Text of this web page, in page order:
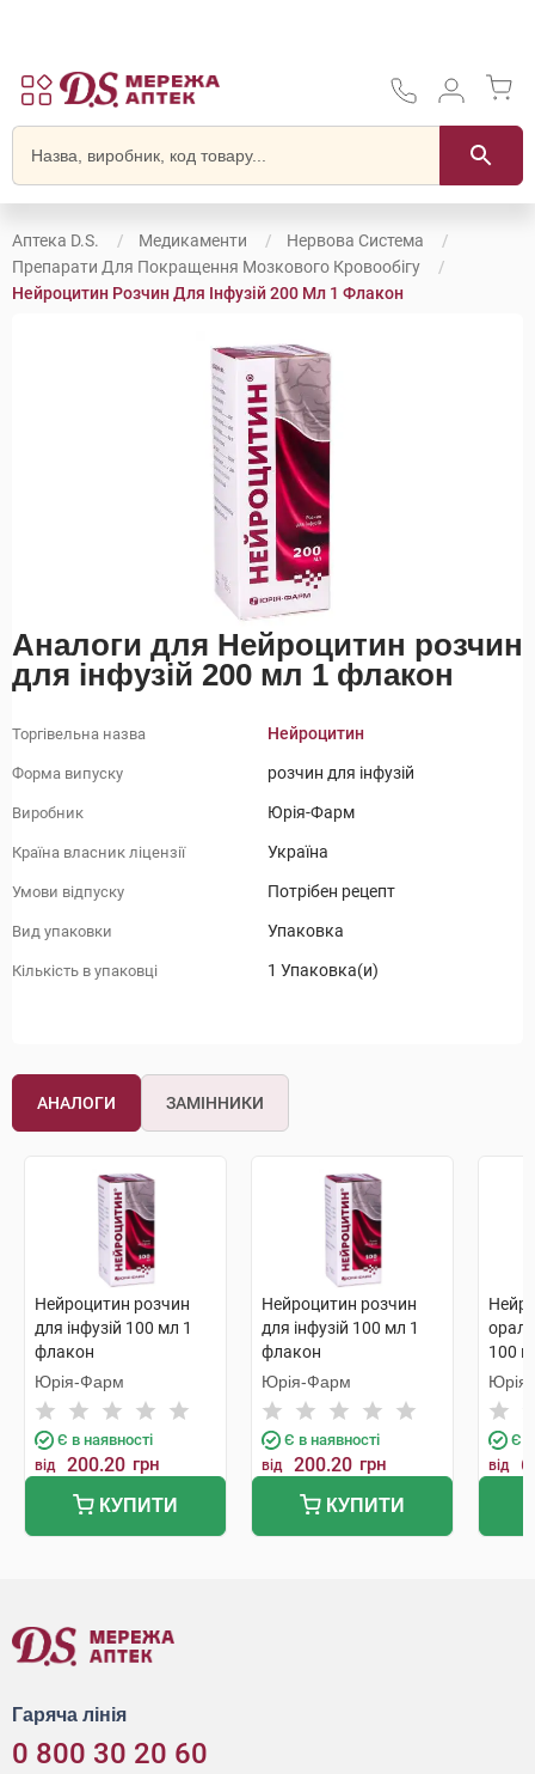
Аптека D.S. Медикаменти
Нервова Система
Препарати Для Покращення Мозкового Кровообігу
Нейроцитин Розчин Для Інфузій 200 Мл 1 Флакон
Аналоги для Нейроцитин розчин
для інфузій 200 мл 1 флакон
Торгівельна назва Нейроцитин
Форма випуску розчин для інфузій
Виробник Юрія-Фарм
Країна власник ліцензії Україна
Умови відпуску Потрібен рецепт
Вид упаковки Упаковка
Кількість в упаковці 1 Упаковка(и)
АНАЛОГИ ЗАМІННИКИ
Нейроцитин розчин
для інфузій 100 мл 1
флакон
Юрія-Фарм
Є в наявності
від 200.20 грн
КУПИТИ
Нейроцитин розчин
для інфузій 100 мл 1
флакон
Юрія-Фарм
Є в наявності
від 200.20 грн
КУПИТИ
100
Є в
від
Гаряча лінія
0 800 30 20 60